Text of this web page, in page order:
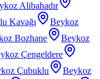
Alibahadır
Kavağı
Beykoz
Bozhane
Beykoz
Çengeldere
Çubuklu
Beykoz